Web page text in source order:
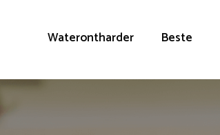
Waterontharder Beste